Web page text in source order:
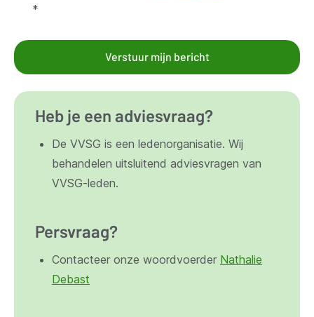
*
Verstuur mijn bericht
Heb je een adviesvraag?
De VVSG is een ledenorganisatie. Wij
behandelen uitsluitend adviesvragen van
VVSG-leden.
Persvraag?
Contacteer onze woordvoerder Nathalie
Debast